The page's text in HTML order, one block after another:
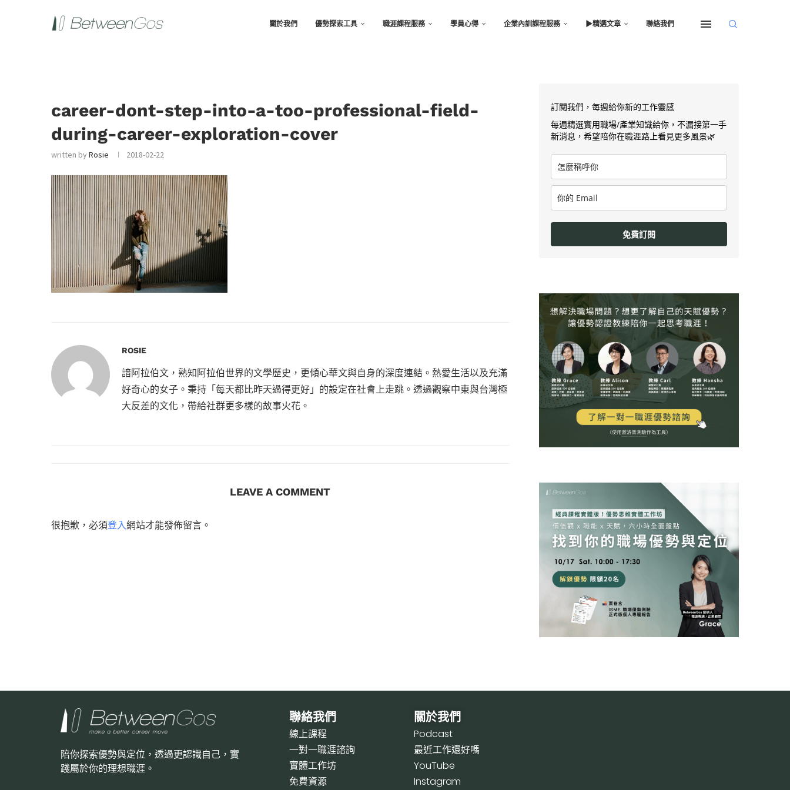
關於我們 優勢探索工具 職涯課程服務 學員心得 企業內訓課程服務 ▶︎精選文章 聯絡我們
career-dont-step-into-a-too-professional-field-
during-career-exploration-cover
written byRosie 2018-02-22
ROSIE
諳阿拉伯文，熟知阿拉伯世界的文學歷史，更傾心華文與自身的深度連結。熱愛生活以及充滿
好奇心的女子。秉持「每天都比昨天過得更好」的設定在社會上走跳。透過觀察中東與台灣極
大反差的文化，帶給社群更多樣的故事火花。
LEAVE A COMMENT
很抱歉，必須登入網站才能發佈留言。
訂閱我們，每週給你新的工作靈感
每週精選實用職場/產業知識給你，不漏接第一手
新消息，希望陪你在職涯路上看見更多風景🌿
免費訂閱
陪你探索優勢與定位，透過更認識自己，實
踐屬於你的理想職涯。
聯絡我們
線上課程
一對一職涯諮詢
實體工作坊
免費資源
關於我們
Podcast
最近工作還好嗎
YouTube
Instagram